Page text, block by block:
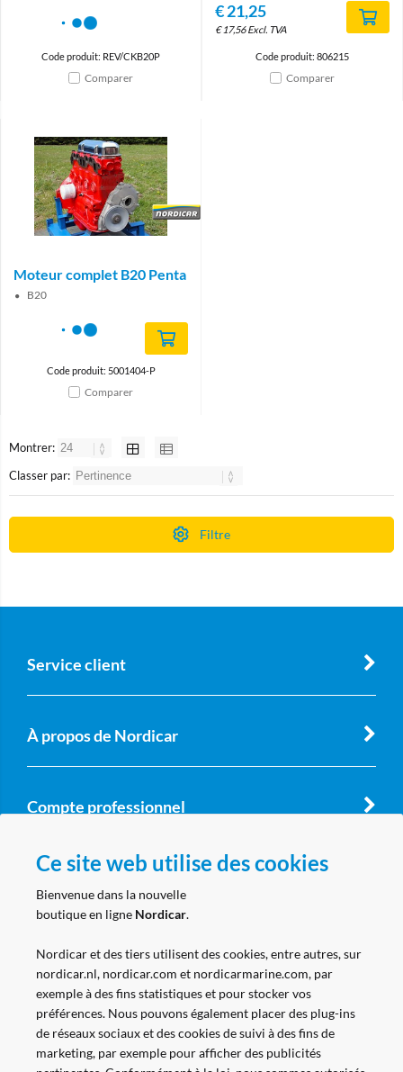
Code produit: REV/CKB20P
Comparer
€21,25
€17,56 Excl. TVA
Code produit: 806215
Comparer
Brand
Moteur complet B20 Penta
B20
Code produit: 5001404-P
Comparer
Montrer:
Classer par:
Filtre
Service client
À propos de Nordicar
Compte professionnel
Suivez nous
Ce site web utilise des cookies
Bienvenue dans la nouvelle
boutique en ligne Nordicar.
Nordicar et des tiers utilisent des cookies, entre autres, sur
nordicar.nl, nordicar.com et nordicarmarine.com, par
exemple à des fins statistiques et pour stocker vos
préférences. Nous pouvons également placer des plug-ins
de réseaux sociaux et des cookies de suivi à des fins de
marketing, par exemple pour afficher des publicités